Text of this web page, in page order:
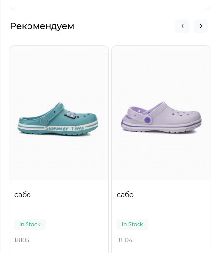
Рекомендуем
сабо
In Stock
18103
сабо
In Stock
18104